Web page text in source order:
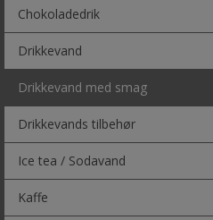
Chokoladedrik
Drikkevand
Drikkevand med smag
Drikkevands tilbehør
Ice tea / Sodavand
Kaffe